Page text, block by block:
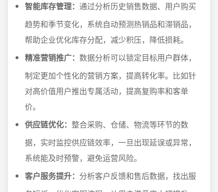
智能库存管理： 通过分析历史销售数据、用户购买
趋势和季节变化，系统自动预测热销品和滞销品，
帮助企业优化库存分配，减少积压，降低损耗。
精准营销推广： 数据分析可以锁定目标用户群体，
制定更加个性化的营销方案，提高转化率。比如针
对高价值用户推出专属活动，提高复购率和客单
价。
供应链优化： 整合采购、仓储、物流等环节的数
据，实时监控供应链效率，一旦出现延误或异常，
系统能及时预警，避免运营风险。
客户服务提升： 分析客户反馈和售后数据，找出服